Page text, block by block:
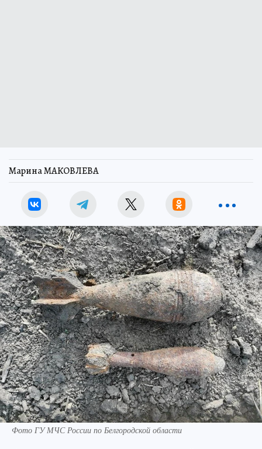
Марина МАКОВЛЕВА
Фото ГУ МЧС России по Белгородской области